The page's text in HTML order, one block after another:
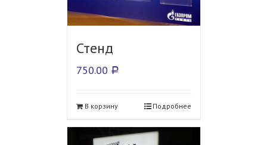
Стенд
750.00 Р
В корзину Подробнее